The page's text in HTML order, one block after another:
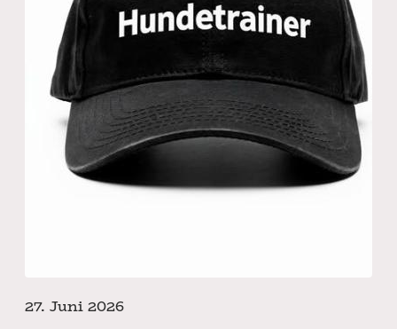
27. Juni 2026